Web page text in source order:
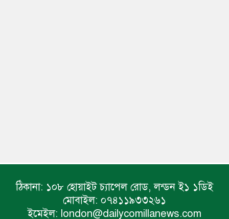
ঠিকানা: ১০৮ হোয়াইট চ্যাপেল রোড, লন্ডন ই১ ১ডিই
মোবাইল: ০৭৪১১৯৩৩২৬১
ইমেইল: london@dailycomillanews.com